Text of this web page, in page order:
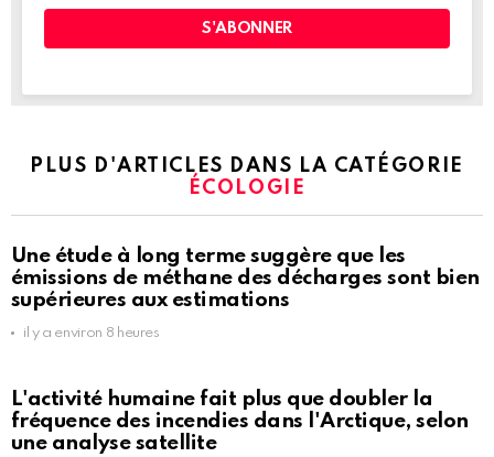
PLUS D'ARTICLES DANS LA CATÉGORIE
ÉCOLOGIE
Une étude à long terme suggère que les
émissions de méthane des décharges sont bien
supérieures aux estimations
il y a environ 8 heures
L'activité humaine fait plus que doubler la
fréquence des incendies dans l'Arctique, selon
une analyse satellite